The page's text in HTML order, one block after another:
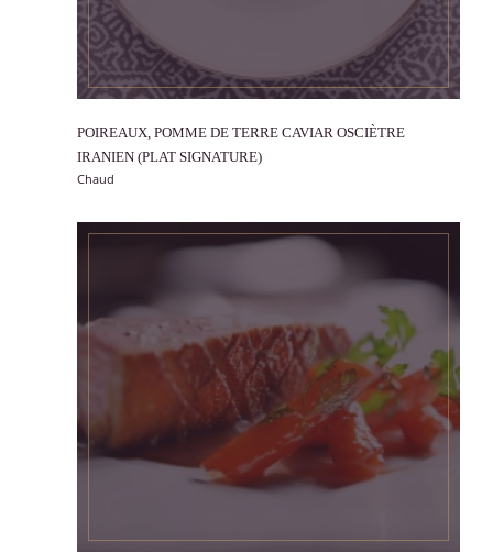
POIREAUX, POMME DE TERRE CAVIAR OSCIÈTRE
IRANIEN (PLAT SIGNATURE)
Chaud